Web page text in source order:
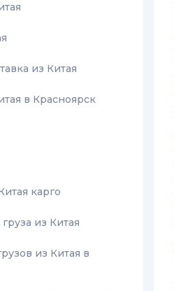
из Китая
в Красноярск
карго
из Китая
из Китая в